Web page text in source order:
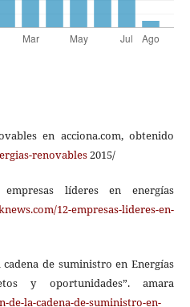
en acciona.com, obtenido
renovables2015/
líderes en energías
12-empresas-lideres-en-
de suministro en Energías
y oportunidades”. amara
de-la-cadena-de-suministro-en-